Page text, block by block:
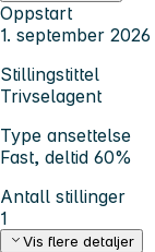
Oppstart
1. september 2026
Stillingstittel
Trivselagent
Type ansettelse
Fast, deltid 60%
Antall stillinger
1
Vis flere detaljer